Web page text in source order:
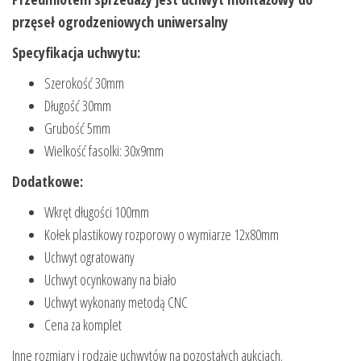
przęseł ogrodzeniowych uniwersalny
Specyfikacja uchwytu:
Szerokość 30mm
Długość 30mm
Grubość 5mm
Wielkość fasolki: 30x9mm
Dodatkowe:
Wkręt długości 100mm
Kołek plastikowy rozporowy o wymiarze 12x80mm
Uchwyt ogratowany
Uchwyt ocynkowany na biało
Uchwyt wykonany metodą CNC
Cena za komplet
Inne rozmiary i rodzaje uchwytów na pozostałych aukcjach.